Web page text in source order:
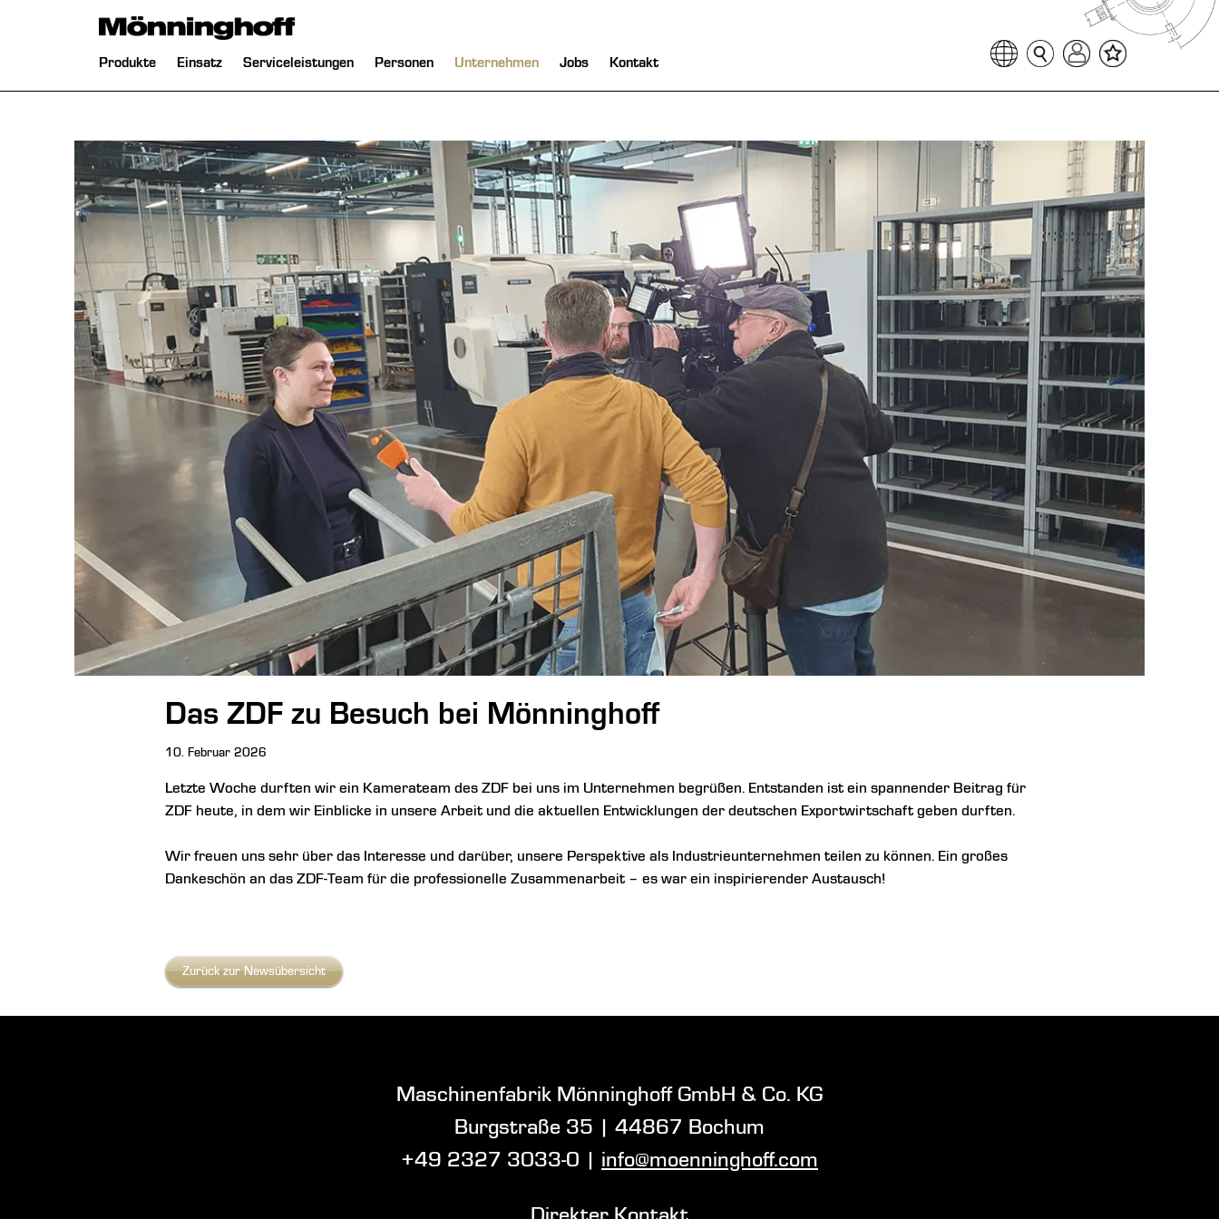
Navigation
Produkte Einsatz Serviceleistungen Personen Unternehmen Jobs Kontakt Sprache auswählen
Seitensuche
Login
Favoritenliste
Das ZDF zu Besuch bei Mönninghoff
10. Februar 2026
Letzte Woche durften wir ein Kamerateam des ZDF bei uns im Unternehmen begrüßen. Entstanden ist ein spannender Beitrag für
ZDF heute, in dem wir Einblicke in unsere Arbeit und die aktuellen Entwicklungen der deutschen Exportwirtschaft geben durften.
Wir freuen uns sehr über das Interesse und darüber, unsere Perspektive als Industrieunternehmen teilen zu können. Ein großes
Dankeschön an das ZDF‑Team für die professionelle Zusammenarbeit – es war ein inspirierender Austausch!
Zurück zur Newsübersicht
Maschinenfabrik Mönninghoff GmbH & Co. KG
Burgstraße 35
44867 Bochum
+49 2327 3033-0
info@moenninghoff.com